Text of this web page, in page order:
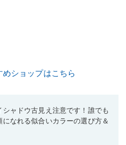
めショップはこちら
シャドウ古見え注意です！誰でも
になれる似合いカラーの選び方＆